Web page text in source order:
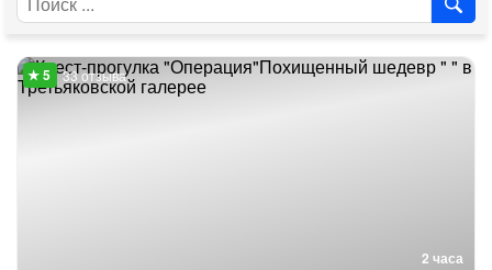
2 часа
33 отзыва